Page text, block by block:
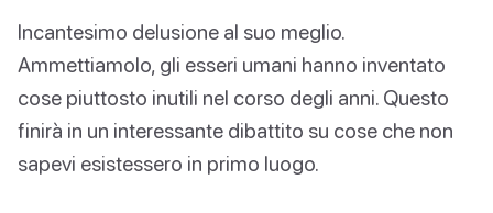
Incantesimo delusione al suo meglio.
Ammettiamolo, gli esseri umani hanno inventato
cose piuttosto inutili nel corso degli anni. Questo
finirà in un interessante dibattito su cose che non
sapevi esistessero in primo luogo.